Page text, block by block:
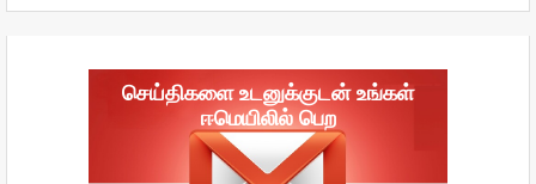
செய்திகளை உடனுக்குடன் உங்கள்
ஈமெயிலில் பெற